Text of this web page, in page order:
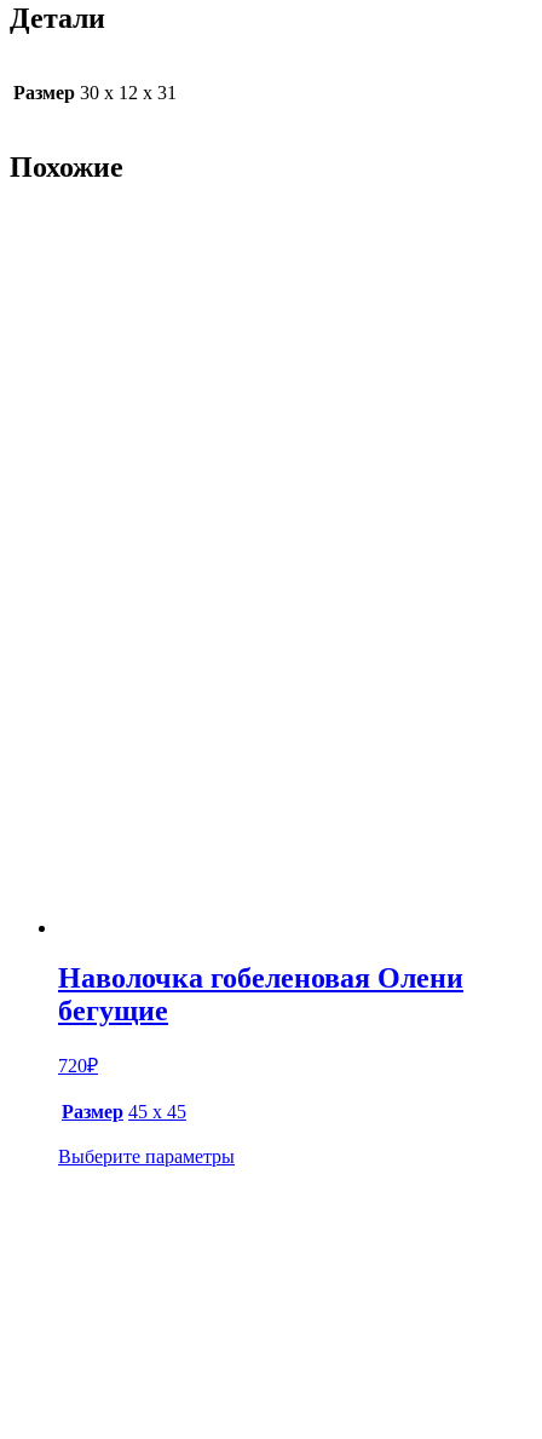
Детали
Размер 30 х 12 х 31
Похожие
Наволочка гобеленовая Олени
бегущие
720₽
Размер 45 х 45
Выберите параметры